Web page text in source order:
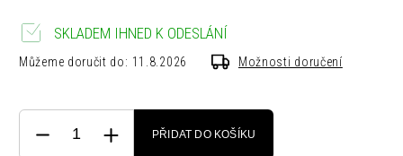
SKLADEM IHNED K ODESLÁNÍ
Můžeme doručit do: 11.8.2026 Možnosti doručení
PŘIDAT DO KOŠÍKU